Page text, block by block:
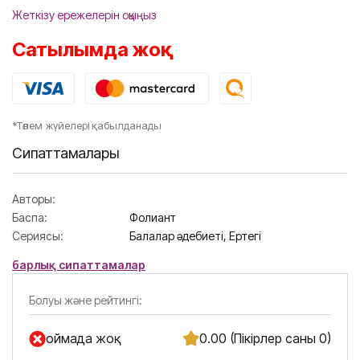
Жеткізу ережелерін оқыңыз
Сатылымда жоқ
*Төлем жүйелері қабылданады
Сипаттамалары
Авторы:
Баспа:
Фолиант
Сериясы:
Балалар әдебиеті, Ертегі
барлық сипаттамалар
Болуы және рейтингі:
Қоймада жоқ 0.00 (Пікірлер саны 0)